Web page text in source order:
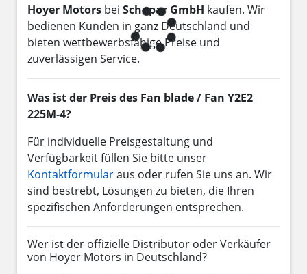
Hoyer Motors bei Schopar GmbH kaufen. Wir
bedienen Kunden in ganz Deutschland und
bieten wettbewerbsfähige Preise und
zuverlässigen Service.
Was ist der Preis des Fan blade / Fan Y2E2
225M-4?
Für individuelle Preisgestaltung und
Verfügbarkeit füllen Sie bitte unser
Kontaktformularaus oder rufen Sie uns an. Wir
sind bestrebt, Lösungen zu bieten, die Ihren
spezifischen Anforderungen entsprechen.
Wer ist der offizielle Distributor oder Verkäufer
von Hoyer Motors in Deutschland?